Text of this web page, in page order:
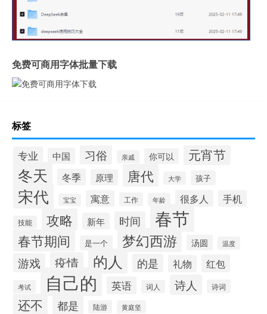
免费可商用字体批量下载
标签
专业 中国 习俗 亲戚 你可以 元宵节
冬天 冬季 原理 唐代 大学 孩子
宋代 宝宝 寓意 工作 年龄 很多人 手机
技能 攻略 新年 时间 春节
春节期间 是一个 梦幻西游 汤圆 温度
游戏 疫情 的人 的是 礼物 红包
考试 自己的 英语 词人 诗人 诗词
还不 都是 陆游 黄庭坚